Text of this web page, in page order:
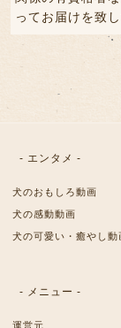
ってお届けを致
- エンタメ -
犬のおもしろ動画
犬の感動動画
犬の可愛い・癒やし動
- メニュー -
運営元